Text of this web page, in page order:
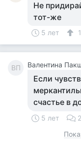
Не
тот-же
5 лет 1
ВП Валентина
Если
счастье в
5 лет